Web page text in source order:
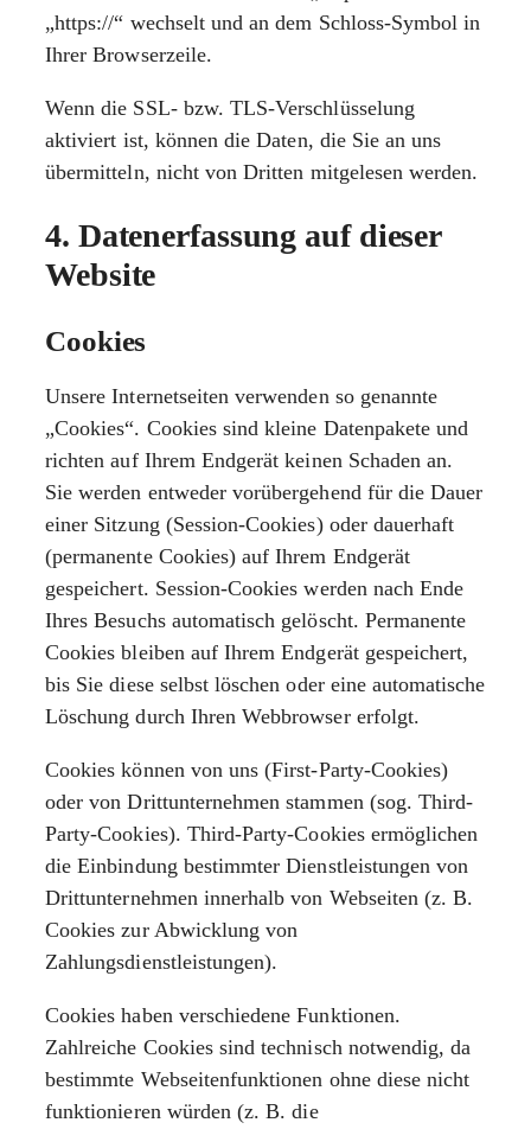
„https://“ wechselt und an dem Schloss-Symbol in
Ihrer Browserzeile.
Wenn die SSL- bzw. TLS-Verschlüsselung
aktiviert ist, können die Daten, die Sie an uns
übermitteln, nicht von Dritten mitgelesen werden.
4. Datenerfassung auf dieser
Website
Cookies
Unsere Internetseiten verwenden so genannte
„Cookies“. Cookies sind kleine Datenpakete und
richten auf Ihrem Endgerät keinen Schaden an.
Sie werden entweder vorübergehend für die Dauer
einer Sitzung (Session-Cookies) oder dauerhaft
(permanente Cookies) auf Ihrem Endgerät
gespeichert. Session-Cookies werden nach Ende
Ihres Besuchs automatisch gelöscht. Permanente
Cookies bleiben auf Ihrem Endgerät gespeichert,
bis Sie diese selbst löschen oder eine automatische
Löschung durch Ihren Webbrowser erfolgt.
Cookies können von uns (First-Party-Cookies)
oder von Drittunternehmen stammen (sog. Third-
Party-Cookies). Third-Party-Cookies ermöglichen
die Einbindung bestimmter Dienstleistungen von
Drittunternehmen innerhalb von Webseiten (z. B.
Cookies zur Abwicklung von
Zahlungsdienstleistungen).
Cookies haben verschiedene Funktionen.
Zahlreiche Cookies sind technisch notwendig, da
bestimmte Webseitenfunktionen ohne diese nicht
funktionieren würden (z. B. die